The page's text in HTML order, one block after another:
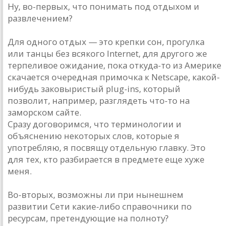
Ну, во-первых, что понимать под отдыхом и
развлечением?
Для одного отдых — это крепки сон, прогулка
или танцы без всякого Internet, для другого же
терпеливое ожидание, пока откуда-то из Америке
скачается очередная примочка к Netscape, какой-
нибудь заковыристый plug-ins, который
позволит, например, разглядеть что-то на
заморском сайте.
Сразу договоримся, что терминологии и
объяснению некоторых слов, которые я
употребляю, я посвящу отдельную главку. Это
для тех, кто разбирается в предмете еще хуже
меня.
Во-вторых, возможны ли при нынешнем
развитии Сети какие-либо справочники по
ресурсам, претендующие на полноту?